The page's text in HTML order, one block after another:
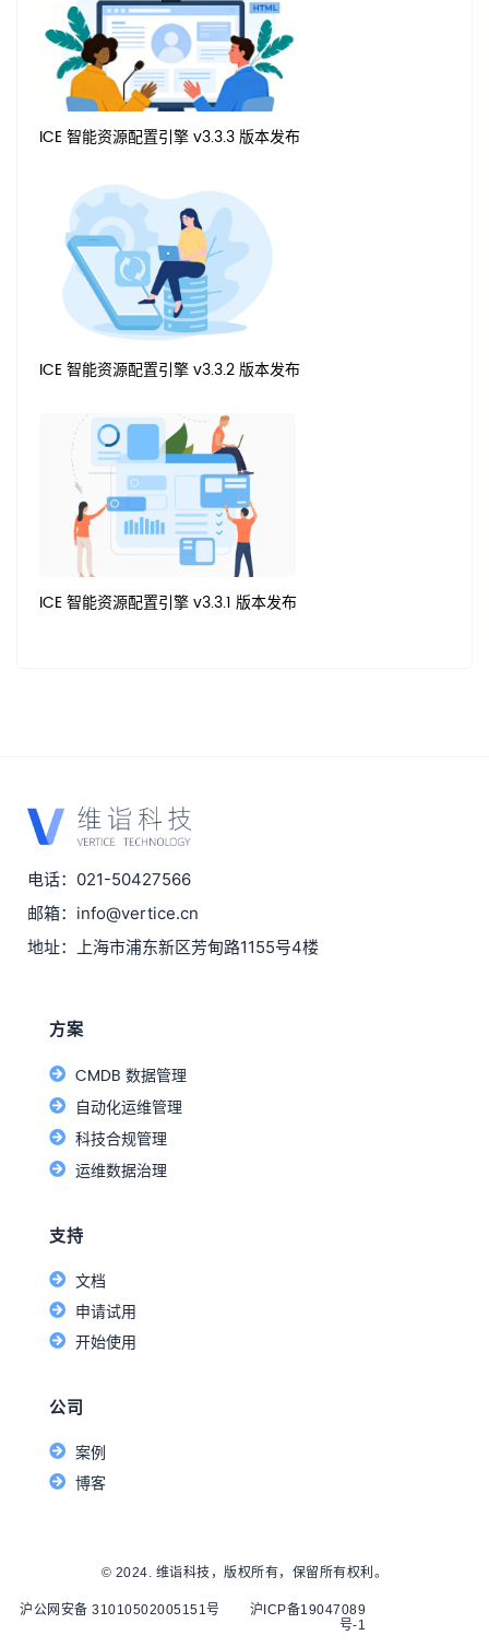
ICE 智能资源配置引擎 v3.3.3 版本发布
ICE 智能资源配置引擎 v3.3.2 版本发布
ICE 智能资源配置引擎 v3.3.1 版本发布
电话：021-50427566
邮箱：info@vertice.cn
地址：上海市浦东新区芳甸路1155号4楼
方案
CMDB 数据管理
自动化运维管理
科技合规管理
运维数据治理
支持
文档
申请试用
开始使用
公司
案例
博客
© 2024. 维诣科技，版权所有，保留所有权利。
沪公网安备 31010502005151号
沪ICP备19047089
号-1